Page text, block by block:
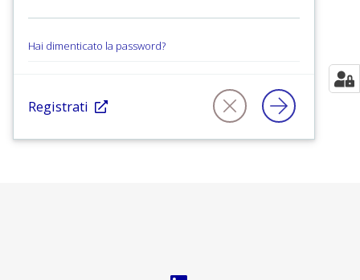
Hai dimenticato la password?
Registrati